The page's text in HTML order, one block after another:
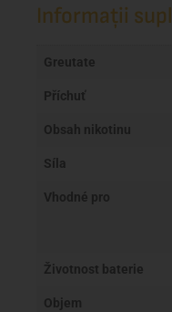
Informații
Greutate
Příchuť
Obsah nikotinu
Síla
Vhodné pro
Životnost baterie
Objem